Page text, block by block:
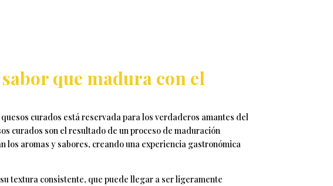
que madura con el
curados está reservada para los verdaderos amantes del
curados son el resultado de un proceso de maduración
los aromas y sabores, creando una experiencia gastronómica
textura consistente, que puede llegar a ser ligeramente